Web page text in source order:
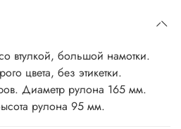
втулкой, большой намотки.
цвета, без этикетки.
Диаметр рулона 165 мм.
рулона 95 мм.